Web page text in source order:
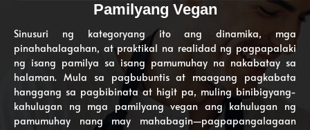
Pamilyang Vegan
Sinusuri ng kategoryang ito ang dinamika, mga
pinahahalagahan, at praktikal na realidad ng pagpapalaki
ng isang pamilya sa isang pamumuhay na nakabatay sa
halaman. Mula sa pagbubuntis at maagang pagkabata
hanggang sa pagbibinata at higit pa, muling binibigyang-
kahulugan ng mga pamilyang vegan ang kahulugan ng
pamumuhay nang may mahabagin—pagpapangalagaan